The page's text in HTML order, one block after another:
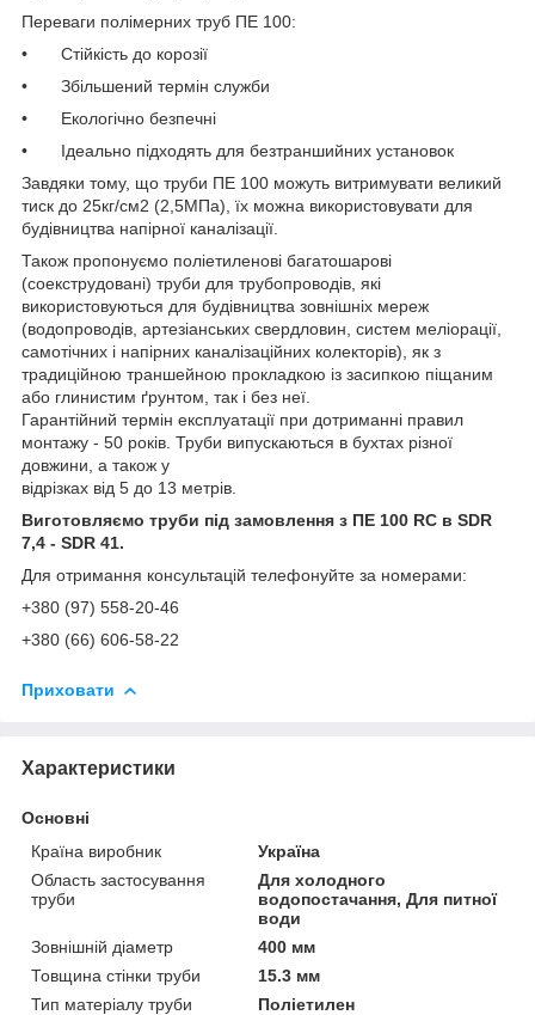
Переваги полімерних труб ПЕ 100:
• Стійкість до корозії
• Збільшений термін служби
• Екологічно безпечні
• Ідеально підходять для безтраншийних установок
Завдяки тому, що труби ПЕ 100 можуть витримувати великий
тиск до 25кг/см2 (2,5МПа), їх можна використовувати для
будівництва напірної каналізації.
Також пропонуємо поліетиленові багатошарові
(соекструдовані) труби для трубопроводів, які
використовуються для будівництва зовнішніх мереж
(водопроводів, артезіанських свердловин, систем меліорації,
самотічних і напірних каналізаційних колекторів), як з
традиційною траншейною прокладкою із засипкою піщаним
або глинистим ґрунтом, так і без неї.
Гарантійний термін експлуатації при дотриманні правил
монтажу - 50 років. Труби випускаються в бухтах різної
довжини, а також у
відрізках від 5 до 13 метрів.
Виготовляємо труби під замовлення з ПE 100 RC в SDR
7,4 - SDR 41.
Для отримання консультацій телефонуйте за номерами:
+380 (97) 558-20-46
+380 (66) 606-58-22
Приховати
Характеристики
Основні
Країна виробник
Україна
Область застосування
труби
Для холодного
водопостачання, Для питної
води
Зовнішній діаметр
400 мм
Товщина стінки труби
15.3 мм
Тип матеріалу труби
Поліетилен